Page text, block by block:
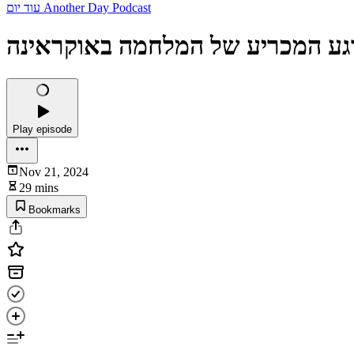
עוד יום Another Day Podcast
המכריע של המלחמה באוקראינה
Play episode
Nov 21, 2024
29 mins
Bookmarks